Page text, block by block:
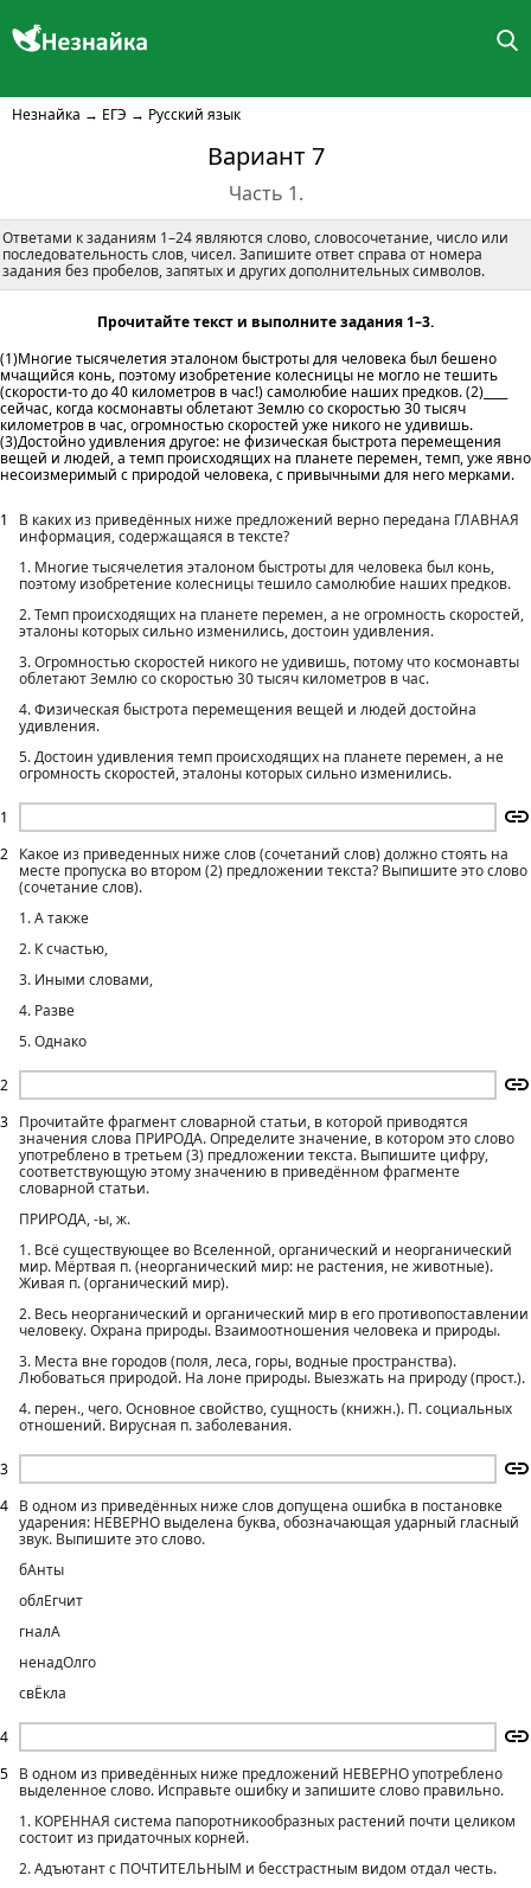
Незнайка → ЕГЭ → Русский язык
Вариант 7
Часть 1.
Ответами к заданиям 1–24 являются слово, словосочетание, число или
последовательность слов, чисел. Запишите ответ справа от номера
задания без пробелов, запятых и других дополнительных символов.
Прочитайте текст и выполните задания 1–3.
(1)Многие тысячелетия эталоном быстроты для человека был бешено
мчащийся конь, поэтому изобретение колесницы не могло не тешить
(скорости-то до 40 километров в час!) самолюбие наших предков. (2)____
сейчас, когда космонавты облетают Землю со скоростью 30 тысяч
километров в час, огромностью скоростей уже никого не удивишь.
(3)Достойно удивления другое: не физическая быстрота перемещения
вещей и людей, а темп происходящих на планете перемен, темп, уже явно
несоизмеримый с природой человека, с привычными для него мерками.
1
1
В каких из приведённых ниже предложений верно передана ГЛАВНАЯ
информация, содержащаяся в тексте?
1. Многие тысячелетия эталоном быстроты для человека был конь,
поэтому изобретение колесницы тешило самолюбие наших предков.
2. Темп происходящих на планете перемен, а не огромность скоростей,
эталоны которых сильно изменились, достоин удивления.
3. Огромностью скоростей никого не удивишь, потому что космонавты
облетают Землю со скоростью 30 тысяч километров в час.
4. Физическая быстрота перемещения вещей и людей достойна
удивления.
5. Достоин удивления темп происходящих на планете перемен, а не
огромность скоростей, эталоны которых сильно изменились.
2
2
Какое из приведенных ниже слов (сочетаний слов) должно стоять на
месте пропуска во втором (2) предложении текста? Выпишите это слово
(сочетание слов).
1. А также
2. К счастью,
3. Иными словами,
4. Разве
5. Однако
3
3
Прочитайте фрагмент словарной статьи, в которой приводятся
значения слова ПРИРОДА. Определите значение, в котором это слово
употреблено в третьем (3) предложении текста. Выпишите цифру,
соответствующую этому значению в приведённом фрагменте
словарной статьи.
ПРИРОДА, -ы, ж.
1. Всё существующее во Вселенной, органический и неорганический
мир. Мёртвая п. (неорганический мир: не растения, не животные).
Живая п. (органический мир).
2. Весь неорганический и органический мир в его противопоставлении
человеку. Охрана природы. Взаимоотношения человека и природы.
3. Места вне городов (поля, леса, горы, водные пространства).
Любоваться природой. На лоне природы. Выезжать на природу (прост.).
4. перен., чего. Основное свойство, сущность (книжн.). П. социальных
отношений. Вирусная п. заболевания.
4
4
В одном из приведённых ниже слов допущена ошибка в постановке
ударения: НЕВЕРНО выделена буква, обозначающая ударный гласный
звук. Выпишите это слово.
бАнты
облЕгчит
гналА
ненадОлго
свЁкла
5
В одном из приведённых ниже предложений НЕВЕРНО употреблено
выделенное слово. Исправьте ошибку и запишите слово правильно.
1. КОРЕННАЯ система папоротникообразных растений почти целиком
состоит из придаточных корней.
2. Адъютант с ПОЧТИТЕЛЬНЫМ и бесстрастным видом отдал честь.